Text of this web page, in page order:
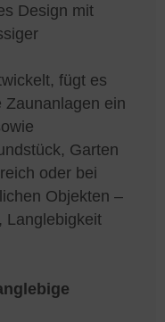
Design mit
fügt es
Zaunanlagen ein
Garten
oder bei
Objekten –
Langlebigkeit